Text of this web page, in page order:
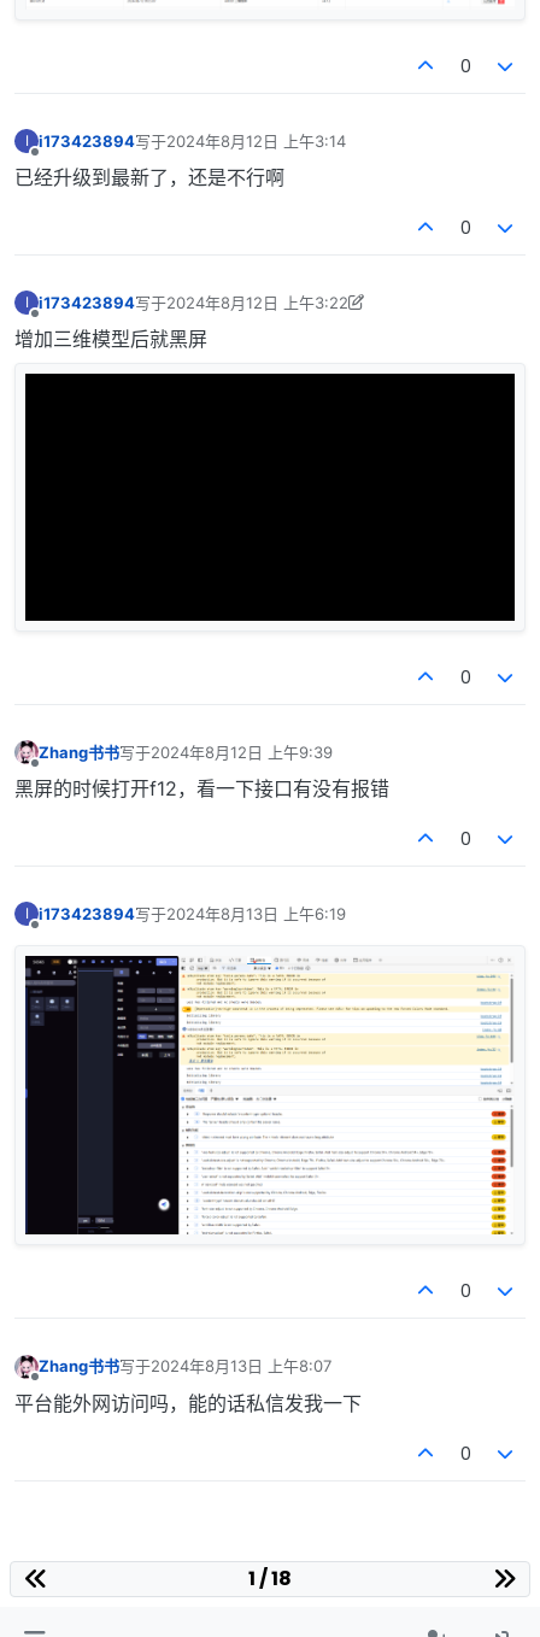
0
I
离线
i173423894写于2024年8月12日 上午3:14
最后由 编辑
已经升级到最新了，还是不行啊
0
I
离线
i173423894写于2024年8月12日 上午3:22
最后由 i173423894 编辑 2024年8月12日 上午11:24
增加三维模型后就黑屏
0
Zhang书书写于2024年8月12日 上午9:39
最后由 编辑
黑屏的时候打开f12，看一下接口有没有报错
0
I i173423894写于2024年8月13日 上午6:19
最后由 编辑
0
Zhang书书写于2024年8月13日 上午8:07
最后由 编辑
平台能外网访问吗，能的话私信发我一下
0
1 / 18